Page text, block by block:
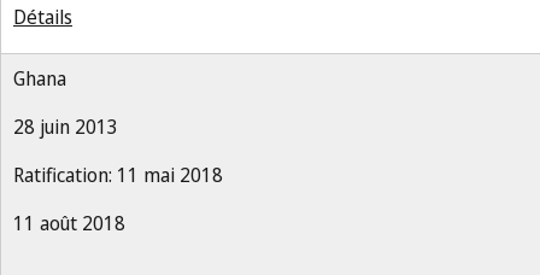
Détails
Ghana
28 juin 2013
Ratification: 11 mai 2018
11 août 2018